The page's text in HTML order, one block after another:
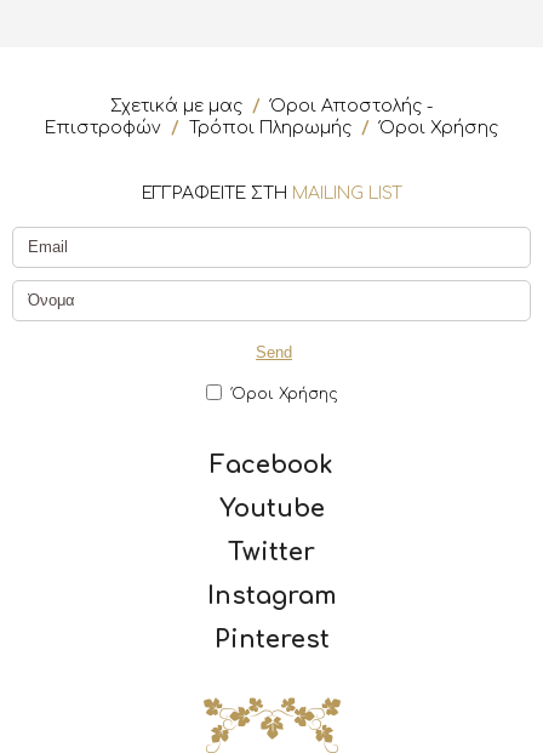
Σχετικά με μας /Όροι Αποστολής -
Επιστροφών / Τρόποι Πληρωμής /Όροι Χρήσης
ΕΓΓΡΑΦΕΙΤΕ ΣΤΗ MAILING LIST
Όροι Χρήσης
Facebook
Youtube
Twitter
Instagram
Pinterest